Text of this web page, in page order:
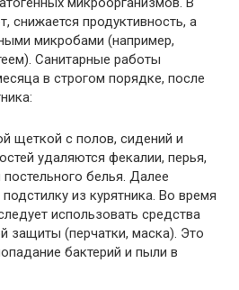
снижается продуктивность, а
микробами (например,
Санитарные работы
в строгом порядке, после
щеткой с полов, сидений и
удаляются фекалии, перья,
белья. Далее
из курятника. Во время
использовать средства
защиты (перчатки, маска). Это
бактерий и пыли в